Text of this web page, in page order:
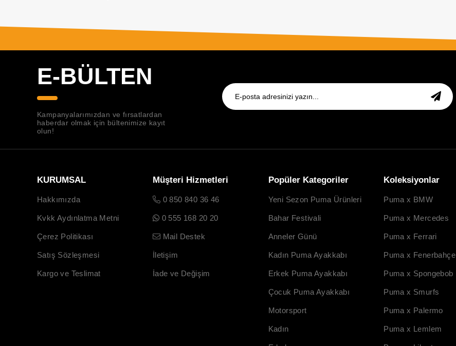
E-BÜLTEN
Kampanyalarımızdan ve fırsatlardan
haberdar olmak için bültenimize kayıt
olun!
KURUMSAL
Hakkımızda
Kvkk Aydınlatma Metni
Çerez Politikası
Satış Sözleşmesi
Kargo ve Teslimat
Müşteri Hizmetleri
0 850 840 36 46
0 555 168 20 20
Mail Destek
İletişim
İade ve Değişim
Popüler Kategoriler
Yeni Sezon Puma Ürünleri
Bahar Festivali
Anneler Günü
Kadın Puma Ayakkabı
Erkek Puma Ayakkabı
Çocuk Puma Ayakkabı
Motorsport
Kadın
Koleksiyonlar
Puma x BMW
Puma x Mercedes
Puma x Ferrari
Puma x Fenerbahçe
Puma x Spongebob
Puma x Smurfs
Puma x Palermo
Puma x Lemlem